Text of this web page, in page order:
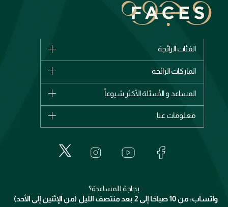
الفئات الرائجة
الأكثر مبيعاً
اشترِ بطاقة هدية
الماركات الرائجة
بربري
إيف سان لوران
المساعد و الأسئلة الأكثر شيوعاً
الإرجاع
معلومات عنا
خدمات المعارض
برنامج الولاء ميوز
بحاجة للمساعدة؟
واتساب: من 10 صباحًا إلى 2 بعد منتصف الليل (من الإثنين إلى الأحد)